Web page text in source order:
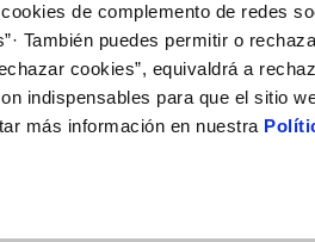
de complemento de redes
También puedes permitir o
cookies”, equivaldrá a
indispensables para que el sitio
más información en nuestra
de titular
de suministro
AL CLIENTE
de contacto
de fuga interior
calidad del agua
COMPROMISOS
ambiente